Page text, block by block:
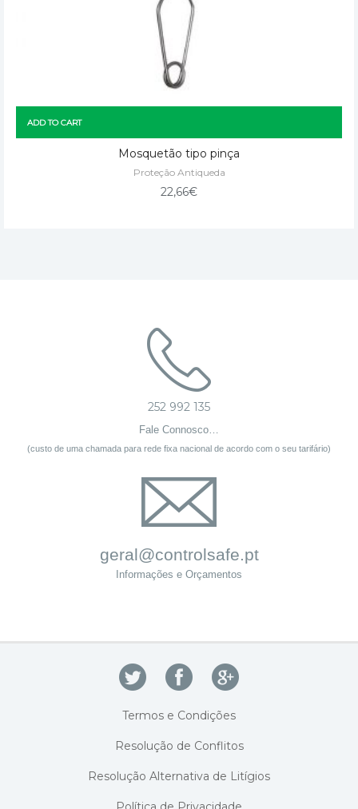
ADD TO CART
Mosquetão tipo pinça
Proteção Antiqueda
22,66€
252 992 135
Fale Connosco…
(custo de uma chamada para rede fixa nacional de acordo com o seu tarifário)
geral@controlsafe.pt
Informações e Orçamentos
Termos e Condições
Resolução de Conflitos
Resolução Alternativa de Litígios